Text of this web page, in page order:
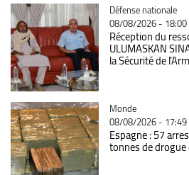
Catégorie
Défense nationale
08/08/2026 - 18:00
Réception du
ULUMASKAN
la Sécurité de
Catégorie
Monde
08/08/2026 - 17:49
Espagne : 57
tonnes de